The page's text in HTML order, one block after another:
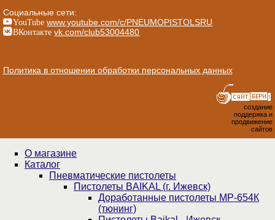
Социальные сети:
YouTube www.youtube.com/c/PNEUMOPISTOLSRU
ВКонтакте vk.com/club53004480
Политика в отношении обработки персональных данных
создание
поддержка и
продвижение
сайтов
О магазине
Каталог
Пнев­ма­ти­чес­кие пистолеты
Пистолеты BAIKAL (г. Ижевск)
Доработанные пистолеты МР-654К
(тюнинг)